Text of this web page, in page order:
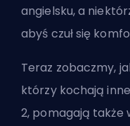
angielsku, a
abyś czuł się
Teraz zobaczmy,
którzy kochają
2, pomagają także